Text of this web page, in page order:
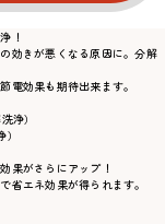
！
効きが悪くなる原因に。分解
電効果も期待出来ます。
浄）
果がさらにアップ！
省エネ効果が得られます。